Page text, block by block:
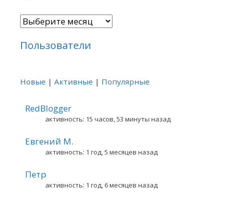
Архивы
Пользователи
Новые | Активные | Популярные
RedBlogger
активность: 15 часов, 53 минуты назад
Евгений М.
активность: 1 год, 5 месяцев назад
Петр
активность: 1 год, 6 месяцев назад